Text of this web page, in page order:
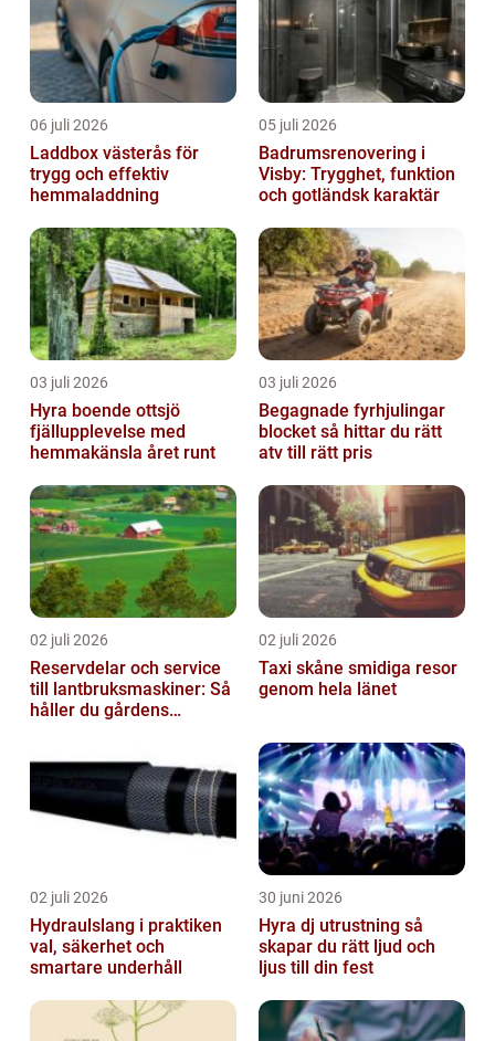
06 juli 2026
Laddbox västerås för
trygg och effektiv
hemmaladdning
05 juli 2026
Badrumsrenovering i
Visby: Trygghet, funktion
och gotländsk karaktär
03 juli 2026
Hyra boende ottsjö
fjällupplevelse med
hemmakänsla året runt
03 juli 2026
Begagnade fyrhjulingar
blocket så hittar du rätt
atv till rätt pris
02 juli 2026
Reservdelar och service
till lantbruksmaskiner: Så
håller du gårdens
02 juli 2026
Taxi skåne smidiga resor
genom hela länet
02 juli 2026
Hydraulslang i praktiken
val, säkerhet och
smartare underhåll
30 juni 2026
Hyra dj utrustning så
skapar du rätt ljud och
ljus till din fest